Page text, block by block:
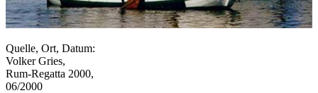
Quelle, Ort, Datum:
Volker Gries,
Rum-Regatta 2000,
06/2000